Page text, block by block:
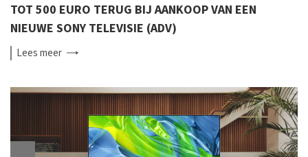
TOT 500 EURO TERUG BIJ AANKOOP VAN EEN
NIEUWE SONY TELEVISIE (ADV)
Leesmeer